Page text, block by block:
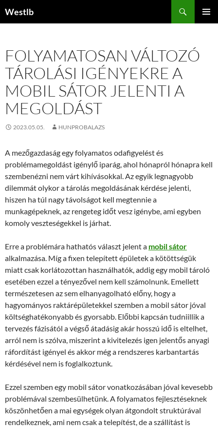
Westlb
FOLYAMATOSAN VÁLTOZÓ
TÁROLÁSI IGÉNYEKRE A
MOBIL SÁTOR JELENTI A
MEGOLDÁST
2023.05.05. HUNPROBALAZS
A mezőgazdaság egy folyamatos odafigyelést és
problémamegoldást igénylő iparág, ahol hónapról hónapra kell
szembenézni nem várt kihívásokkal. Az egyik legnagyobb
dilemmát olykor a tárolás megoldásának kérdése jelenti,
hiszen ha túl nagy távolságot kell megtennie a
munkagépeknek, az rengeteg időt vesz igénybe, ami egyben
komoly veszteségekkel is járhat.
Erre a problémára hathatós választ jelent a mobil sátor
alkalmazása. Míg a fixen telepített épületek a kötöttségük
miatt csak korlátozottan használhatók, addig egy mobil tároló
esetében ezzel a tényezővel nem kell számolnunk. Emellett
természetesen az sem elhanyagolható előny, hogy a
hagyományos raktárépületekkel szemben a mobil sátor jóval
költséghatékonyabb és gyorsabb. Előbbi kapcsán tudniillik a
tervezés fázisától a végső átadásig akár hosszú idő is eltelhet,
arról nem is szólva, miszerint a kivitelezés igen jelentős anyagi
ráfordítást igényel és akkor még a rendszeres karbantartás
kérdésével nem is foglalkoztunk.
Ezzel szemben egy mobil sátor vonatkozásában jóval kevesebb
problémával szembesülhetünk. A folyamatos fejlesztéseknek
köszönhetően a mai egységek olyan átgondolt struktúrával
rendelkeznek, ami nem csak a telepítést, de a szállítást is